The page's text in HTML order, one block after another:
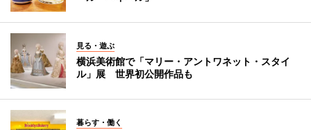
見る・遊ぶ
横浜美術館で「マリー・アントワネット・スタイ
ル」展 世界初公開作品も
暮らす・働く